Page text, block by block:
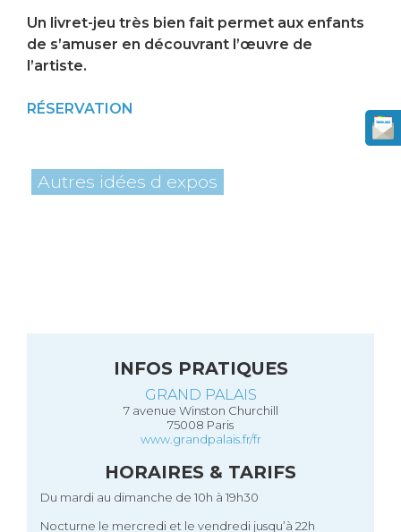
Un livret-jeu très bien fait permet aux enfants
de s’amuser en découvrant l’œuvre de
l’artiste.
RÉSERVATION
Autres idées d expos
INFOS PRATIQUES
GRAND PALAIS
7 avenue Winston Churchill
75008 Paris
www.grandpalais.fr/fr
HORAIRES & TARIFS
Du mardi au dimanche de 10h à 19h30
Nocturne le mercredi et le vendredi jusqu’à 22h